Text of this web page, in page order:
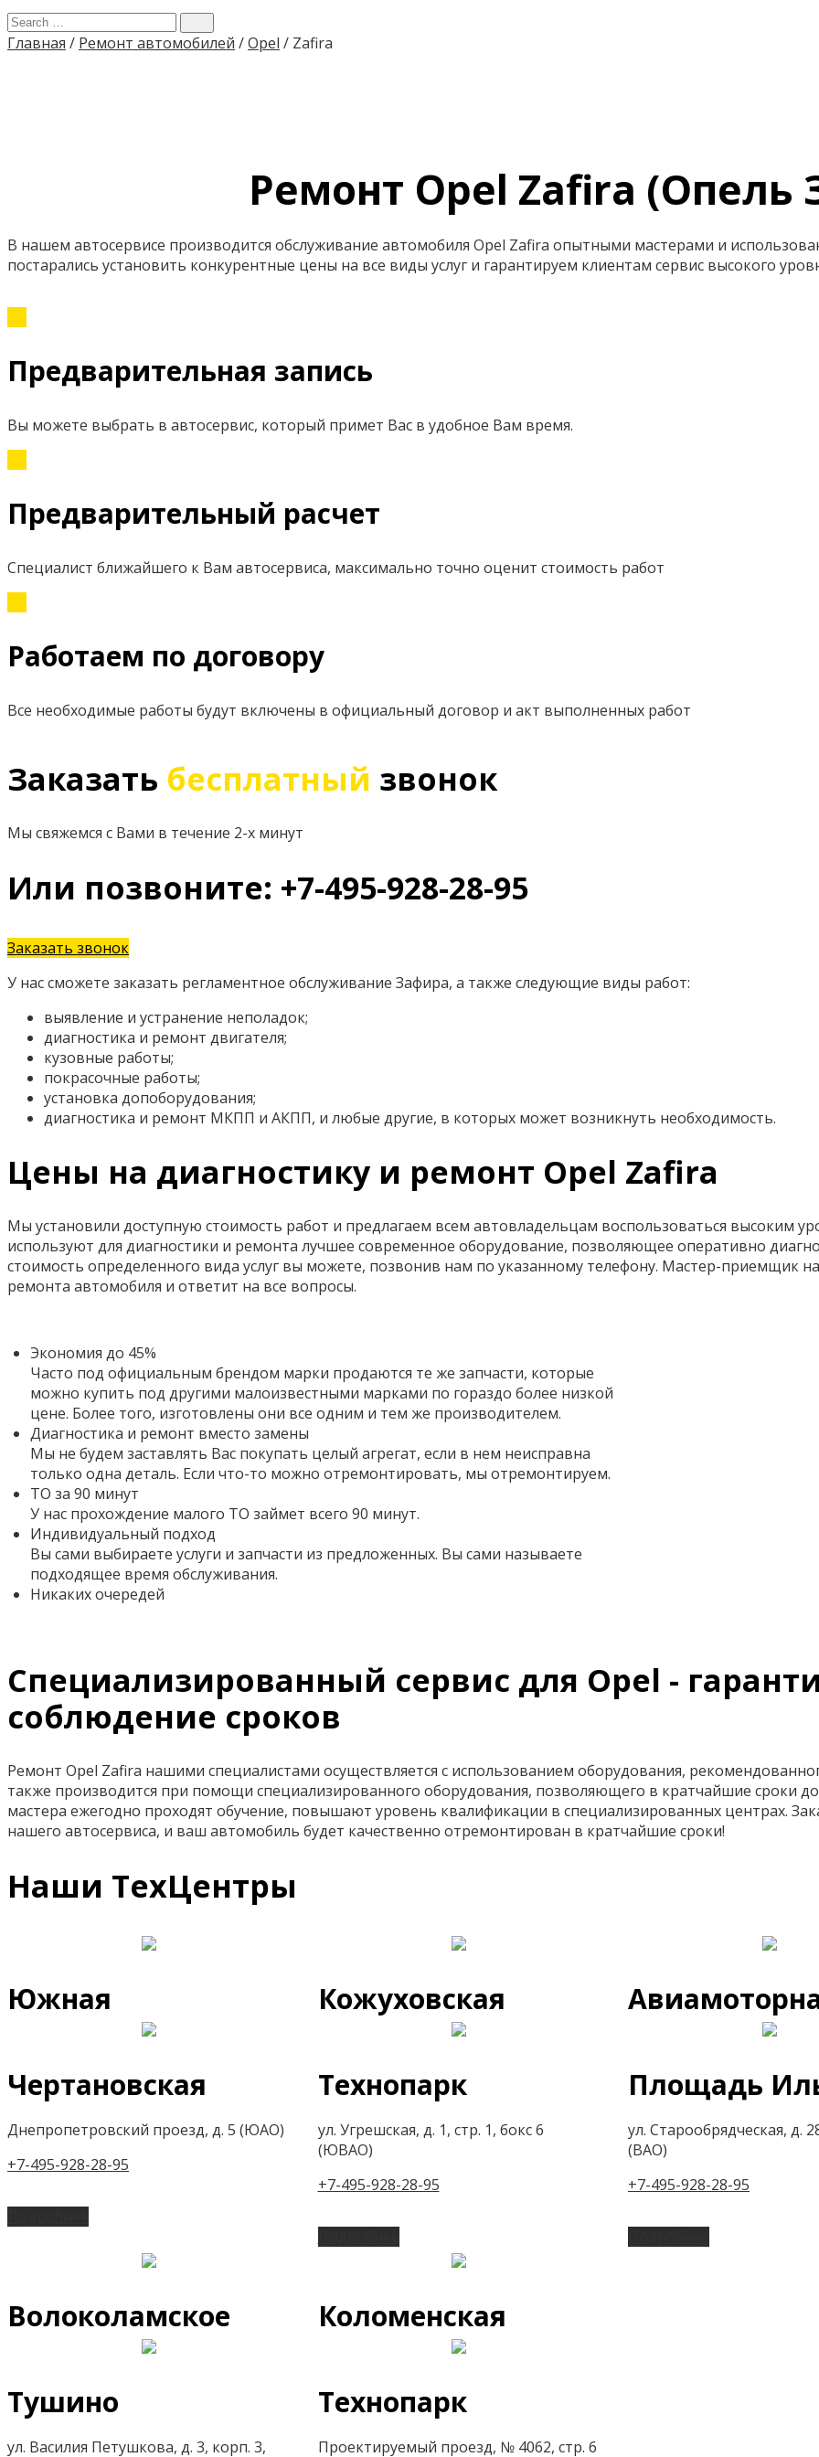
Главная / Ремонт автомобилей /Opel / Zafira
Ремонт Opel Zafira (Опель
В нашем автосервисе производится обслуживание автомобиля Opel Zafira опытными мастерами и
постарались установить конкурентные цены на все виды услуг и гарантируем клиентам сервис высокого
Предварительная запись
Вы можете выбрать в автосервис, который примет Вас в удобное Вам время.
Предварительный расчет
Специалист ближайшего к Вам автосервиса, максимально точно оценит стоимость работ
Работаем по договору
Все необходимые работы будут включены в официальный договор и акт выполненных работ
Заказать бесплатный звонок
Мы свяжемся с Вами в течение 2-х минут
Или позвоните: +7-495-928-28-95
Заказать звонок
У нас сможете заказать регламентное обслуживание Зафира, а также следующие виды работ:
выявление и устранение неполадок;
диагностика и ремонт двигателя;
кузовные работы;
покрасочные работы;
установка допоборудования;
диагностика и ремонт МКПП и АКПП, и любые другие, в которых может возникнуть необходимость.
Цены на диагностику и ремонт Opel Zafira
Мы установили доступную стоимость работ и предлагаем всем автовладельцам воспользоваться высоким
используют для диагностики и ремонта лучшее современное оборудование, позволяющее оперативно
стоимость определенного вида услуг вы можете, позвонив нам по указанному телефону. Мастер-приемщик
ремонта автомобиля и ответит на все вопросы.
Экономия до 45%
Часто под официальным брендом марки продаются те же запчасти, которые
можно купить под другими малоизвестными марками по гораздо более низкой
цене. Более того, изготовлены они все одним и тем же производителем.
Диагностика и ремонт вместо замены
Мы не будем заставлять Вас покупать целый агрегат, если в нем неисправна
только одна деталь. Если что-то можно отремонтировать, мы отремонтируем.
ТО за 90 минут
У нас прохождение малого ТО займет всего 90 минут.
Индивидуальный подход
Вы сами выбираете услуги и запчасти из предложенных. Вы сами называете
подходящее время обслуживания.
Никаких очередей
Специализированный сервис для Opel -
соблюдение сроков
Ремонт Opel Zafira нашими специалистами осуществляется с использованием оборудования,
также производится при помощи специализированного оборудования, позволяющего в кратчайшие сроки
мастера ежегодно проходят обучение, повышают уровень квалификации в специализированных центрах.
нашего автосервиса, и ваш автомобиль будет качественно отремонтирован в кратчайшие сроки!
Наши ТехЦентры
Южная
Чертановская
Днепропетровский проезд, д. 5 (ЮАО)
+7-495-928-28-95
Кожуховская
Технопарк
ул. Угрешская, д. 1, стр. 1, бокс 6
(ЮВАО)
+7-495-928-28-95
Площадь
ул. Старообрядческая, д.
(ВАО)
+7-495-928-28-95
Волоколамское
Тушино
ул. Василия Петушкова, д. 3, корп. 3,
Коломенская
Технопарк
Проектируемый проезд, № 4062, стр. 6